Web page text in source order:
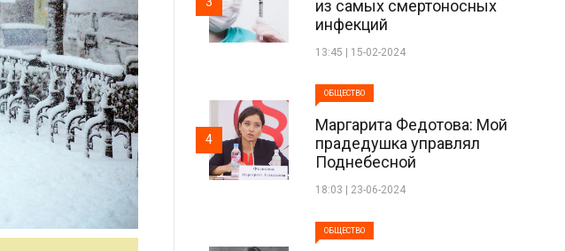
из самых смертоносных
инфекций
13:45 | 15-02-2024
ОБЩЕСТВО
Маргарита Федотова: Мой
прадедушка управлял
Поднебесной
18:03 | 23-06-2024
4
ОБЩЕСТВО